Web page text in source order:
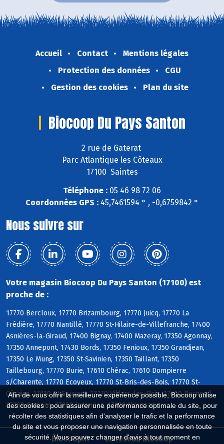
Afin de vous offrir la meilleure expérience possible, Biocoop utilise
des cookies : pour assurer une performance optimale du site, pour
récolter des statistiques afin d'analyser le trafic et la performance
du site et vous proposer une navigation personnalisée en toute
sécurité. Vous pouvez changer d'avis à tout moment en
Accueil Contact
Mentions légales
Protection des données
CGU
Gestion des cookies
Plan du site
Biocoop Du Pays Santon
2 rue de Gaterat
Parc Atlantique les Côteaux
17100 Saintes
Téléphone : 05 46 98 72 06
Coordonnées GPS : 45,7461594 ° , -0,6759842 °
Nous suivre sur
Votre magasin Biocoop Du Pays Santon (17100) est
proche de :
17770 Bercloux, 17770 Brizambourg, 17770 Juicq, 17770 La
Frédière, 17770 Nantillé, 17770 St-Hilaire-de-Villefranche, 17400
Asnières-la-Giraud, 17400 Bignay, 17400 Mazeray, 17350 Agonnay,
17350 Annepont, 17430 Bords, 17350 Fenioux, 17350 Grandjean,
17350 Le Mung, 17350 St-Savinien, 17350 Taillant, 17350
Taillebourg, 17770 Burie, 17610 Chérac, 17610 Dompierre
s/Charente, 17770 Ecoyeux, 17770 St-Bris-des-Bois, 17770 St-
Césaire, 17610 St-Sauvant, 17770 Villars-les-Bois, 17460 Berneuil,
17260 Cravans, 17260 Jazennes, 17120 Meursac
Biocoop.fr Le réseau Biocoop